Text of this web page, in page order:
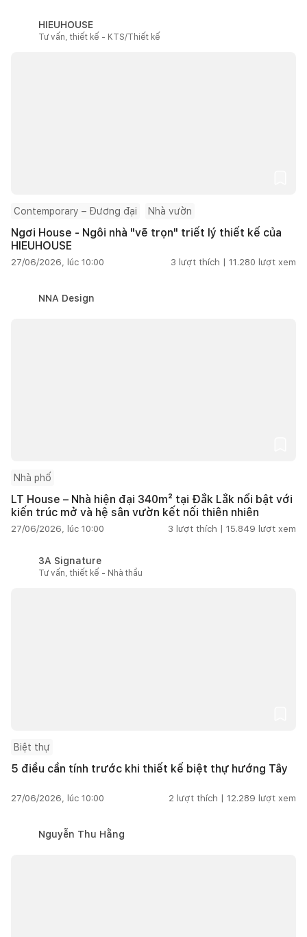
HIEUHOUSE
Tư vấn, thiết kế - KTS/Thiết kế
Contemporary – Đương đại Nhà vườn
Ngơi House - Ngôi nhà "vẽ trọn" triết lý thiết kế của
HIEUHOUSE
27/06/2026, lúc 10:00 3 lượt thích | 11.280 lượt xem
NNA Design
Nhà phố
LT House – Nhà hiện đại 340m² tại Đắk Lắk nổi bật với
kiến trúc mở và hệ sân vườn kết nối thiên nhiên
27/06/2026, lúc 10:00 3 lượt thích | 15.849 lượt xem
3A Signature
Tư vấn, thiết kế - Nhà thầu
Biệt thự
5 điều cần tính trước khi thiết kế biệt thự hướng Tây
27/06/2026, lúc 10:00 2 lượt thích | 12.289 lượt xem
Nguyễn Thu Hằng